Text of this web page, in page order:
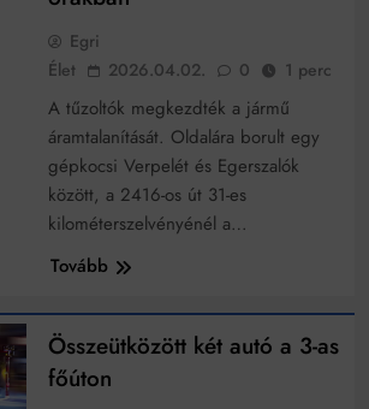
felújítva
szerint akár 5 százalékkal is
a ponthatárhirdetés után az
még van város
tesz, mint a szerelem
ránc?
Egri
Élet
2026.04.02. 0 1 perc
A tűzoltók megkezdték a jármű
áramtalanítását. Oldalára borult egy
gépkocsi Verpelét és Egerszalók
között, a 2416-os út 31-es
kilométerszelvényénél a…
Tovább
Összeütközött két autó a 3-as
főúton